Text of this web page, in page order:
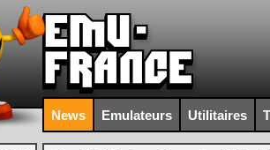
News Emulateurs Utilitaires